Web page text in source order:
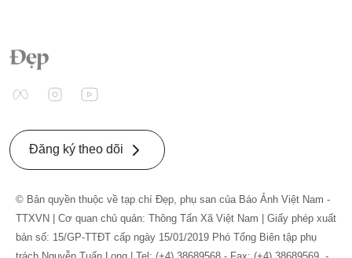
Đăng ký theo dõi
© Bản quyền thuộc về tạp chí Đẹp, phụ san của Báo Ảnh Việt Nam -
TTXVN | Cơ quan chủ quản: Thông Tấn Xã Việt Nam | Giấy phép xuất
bản số: 15/GP-TTĐT cấp ngày 15/01/2019 Phó Tổng Biên tập phụ